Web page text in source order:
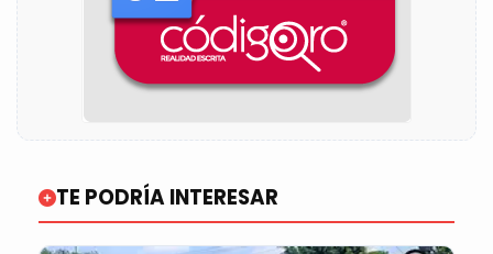
TE PODRÍA INTERESAR